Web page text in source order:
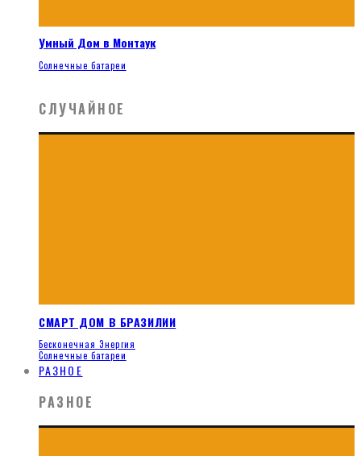
Умный Дом в Монтаук
Солнечные батареи
СЛУЧАЙНОЕ
СМАРТ ДОМ В БРАЗИЛИИ
Бесконечная Энергия
Солнечные батареи
РАЗНОЕ
РАЗНОЕ